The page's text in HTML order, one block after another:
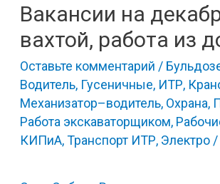
Вакансии на
вахтой, работа из
Оставьте комментарий /
Водитель, Гусеничные, ИТР,
Механизатор–водитель, Охрана,
Работа экскаваторщиком,
КИПиА,Транспорт ИТР, Электро /